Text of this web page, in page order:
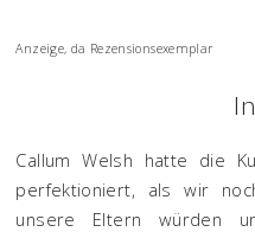
Anzeige, da Rezensionsexemplar
Callum Welsh hatte die
perfektioniert, als wir
unsere Eltern würden